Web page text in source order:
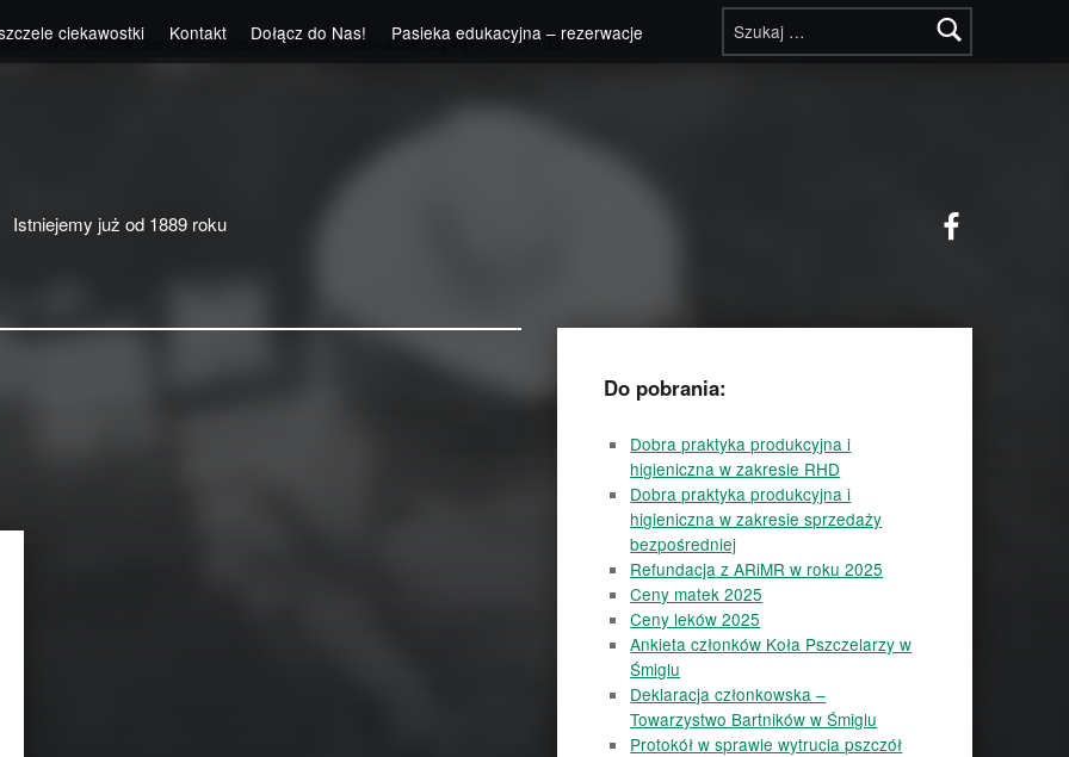
themes/modern/includes/frontend/class-assets.phpon line132
Szukaj:
ciekawostki Kontakt Dołącz do Nas! Pasieka edukacyjna – rezerwacje
Istniejemy już od 1889 roku
Do pobrania:
Dobra praktyka produkcyjna i
higieniczna w zakresie RHD
Dobra praktyka produkcyjna i
higieniczna w zakresie sprzedaży
bezpośredniej
Refundacja z ARiMR w roku 2025
Ceny matek 2025
Ceny leków 2025
Ankieta członków Koła Pszczelarzy w
Śmiglu
Deklaracja członkowska –
Towarzystwo Bartników w Śmiglu
Protokół w sprawie wytrucia pszczół